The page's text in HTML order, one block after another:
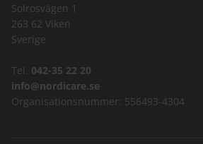
Solrosvägen 1
263 62 Viken
Sverige
Tel. 042-35 22 20
info@nordicare.se
Organisationsnummer: 556493-4304